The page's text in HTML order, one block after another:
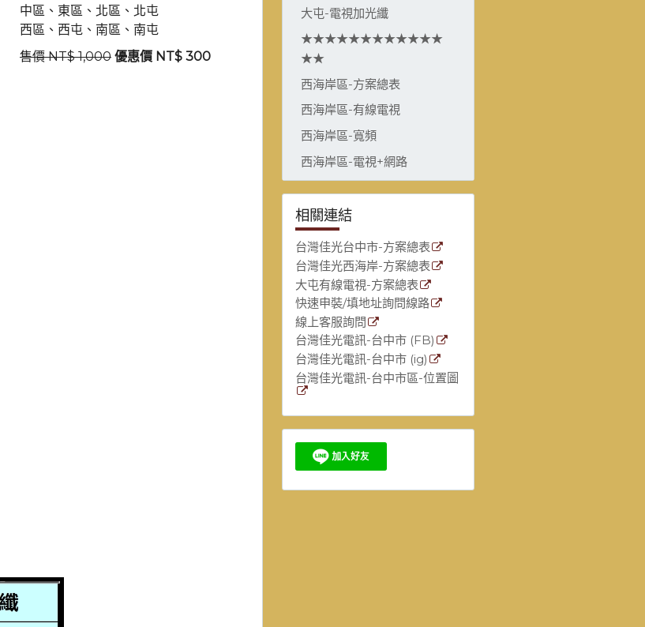
大屯-電視加光纖
★★★★★★★★★★★★
★★
西海岸區-方案總表
西海岸區-有線電視
西海岸區-寬頻
西海岸區-電視+網路
相關連結
台灣佳光台中市-方案總表
台灣佳光西海岸-方案總表
大屯有線電視-方案總表
快速申裝/填地址詢問線路
線上客服詢問
台灣佳光電訊-台中市 (FB)
台灣佳光電訊-台中市 (ig)
台灣佳光電訊-台中市區-位置圖
中區、東區、北區、北屯
西區、西屯、南區、南屯
售價 NT$ 1,000 優惠價 NT$ 300